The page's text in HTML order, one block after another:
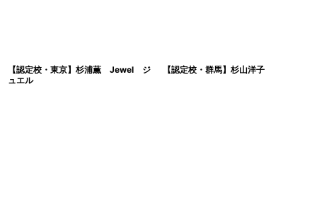
【認定校・東京】杉浦薫 Jewel ジ
ュエル
【認定校・群馬】杉山洋子